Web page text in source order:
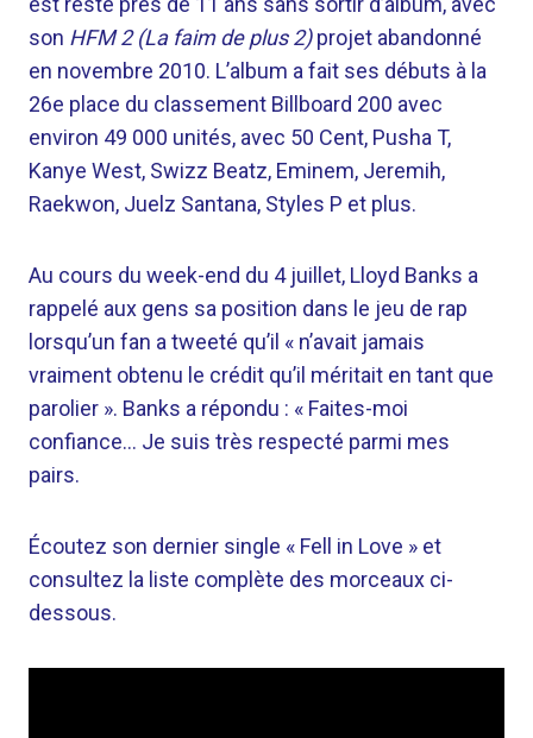
son HFM 2 (La faim de plus 2)projet abandonné
en novembre 2010. L’album a fait ses débuts à la
26e place du classement Billboard 200 avec
environ 49 000 unités, avec 50 Cent, Pusha T,
Kanye West, Swizz Beatz, Eminem, Jeremih,
Raekwon, Juelz Santana, Styles P et plus.
Au cours du week-end du 4 juillet, Lloyd Banks a
rappelé aux gens sa position dans le jeu de rap
lorsqu’un fan a tweeté qu’il « n’avait jamais
vraiment obtenu le crédit qu’il méritait en tant que
parolier ». Banks a répondu : « Faites-moi
confiance… Je suis très respecté parmi mes
pairs.
Écoutez son dernier single « Fell in Love » et
consultez la liste complète des morceaux ci-
dessous.